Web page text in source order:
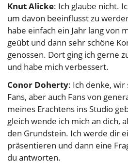
Knut Alicke: Ich glaube nicht.
um davon beeinflusst zu
habe einfach ein Jahr lang von
geübt und dann sehr schöne
genossen. Dort ging ich gerne
und habe mich verbessert.
Conor Doherty: Ich denke, wir
Fans, aber auch Fans von
meines Erachtens ins Studio
gleich wende ich mich an dich,
den Grundstein. Ich werde dir
präsentieren und dann eine
du antworten.